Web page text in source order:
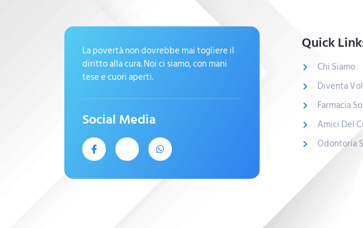
La povertà non dovrebbe mai togliere il
diritto alla cura. Noi ci siamo, con mani
tese e cuori aperti.
Social Media
Quick
Chi Siamo
Diventa
Farmacia
Amici Del
Odontoria